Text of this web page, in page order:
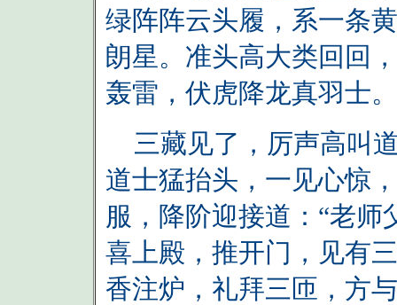
绿阵阵云头履，系一条
朗星。准头高大类回回
轰雷，伏虎降龙真羽士。
三藏见了，厉声高叫
道士猛抬头，一见心惊
服，降阶迎接道：“老师
喜上殿，推开门，见有
香注炉，礼拜三匝，方